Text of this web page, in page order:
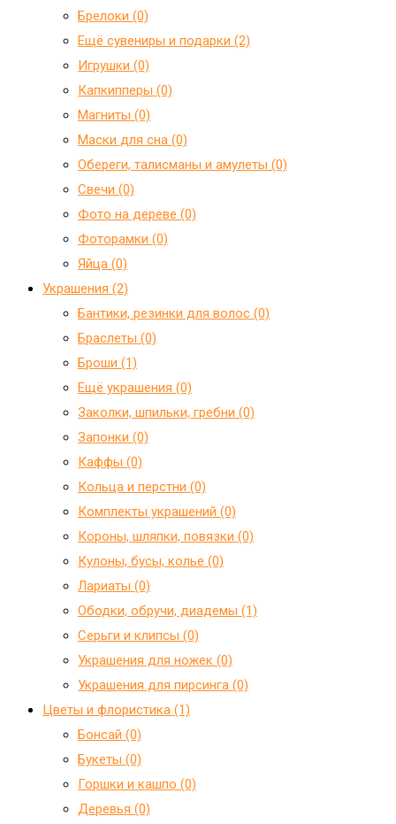
Брелоки (0)
Ещё сувениры и подарки (2)
Игрушки (0)
Капкипперы (0)
Магниты (0)
Маски для сна (0)
Обереги, талисманы и амулеты (0)
Свечи (0)
Фото на дереве (0)
Фоторамки (0)
Яйца (0)
Украшения (2)
Бантики, резинки для волос (0)
Браслеты (0)
Броши (1)
Ещё украшения (0)
Заколки, шпильки, гребни (0)
Запонки (0)
Каффы (0)
Кольца и перстни (0)
Комплекты украшений (0)
Короны, шляпки, повязки (0)
Кулоны, бусы, колье (0)
Лариаты (0)
Ободки, обручи, диадемы (1)
Серьги и клипсы (0)
Украшения для ножек (0)
Украшения для пирсинга (0)
Цветы и флористика (1)
Бонсай (0)
Букеты (0)
Горшки и кашпо (0)
Деревья (0)